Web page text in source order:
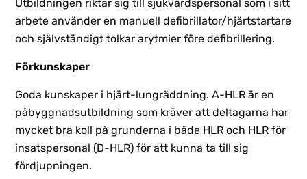
Utbildningen riktar sig till sjukvårdspersonal som i sitt
arbete använder en manuell defibrillator/hjärtstartare
och självständigt tolkar arytmier före defibrillering.
Förkunskaper
Goda kunskaper i hjärt-lungräddning. A-HLR är en
påbyggnadsutbildning som kräver att deltagarna har
mycket bra koll på grunderna i både HLR och HLR för
insatspersonal (D-HLR) för att kunna ta till sig
fördjupningen.